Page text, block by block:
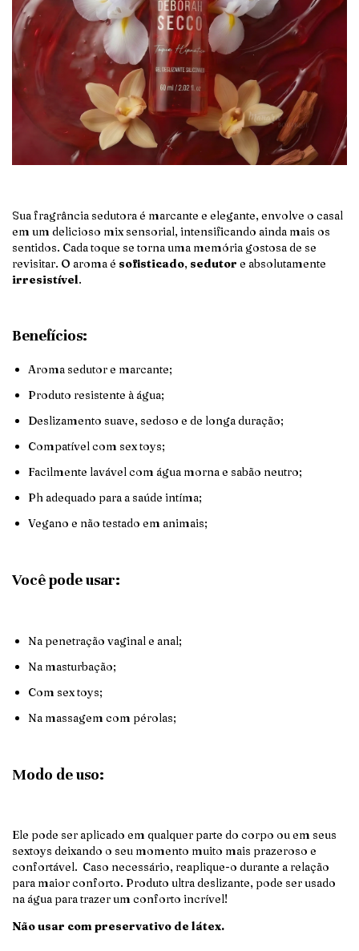
Sua fragrância sedutoraé marcante e elegante, envolve o casal
em um delicioso mix sensorial, intensificando ainda mais os
sentidos. Cada toque se torna uma memória gostosa de se
revisitar. O aroma é sofisticado, sedutor e absolutamente
irresistível.
Benefícios:
Aroma sedutor e marcante;
Produto resistente à água;
Deslizamento suave, sedoso e de longa duração;
Compatível com sex toys;
Facilmente lavável com água morna e sabão neutro;
Ph adequado para a saúde intíma;
Vegano e não testado em animais;
Você pode usar:
Na penetração vaginal e anal;
Na masturbação;
Com sex toys;
Na massagem com pérolas;
Modo de uso:
Ele pode ser aplicado em qualquer parte do corpo ou em seus
sextoys deixando o seu momento muito mais prazeroso e
confortável. Caso necessário, reaplique-o durante a relação
para maior conforto. Produto ultra deslizante, pode ser usado
na água para trazer um conforto incrível!
Não usar com preservativo de látex.